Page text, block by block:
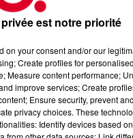
est notre priorité
your consent and/or our
Create profiles for
content performance;
improve services; Create
Ensure security, prevent
privacy choices. These
Identify devices based